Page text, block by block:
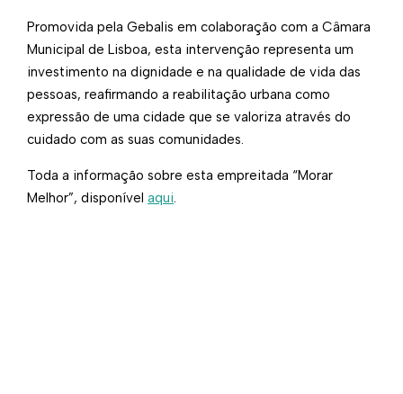
Promovida pela Gebalis em colaboração com a Câmara
Municipal de Lisboa, esta intervenção representa um
investimento na dignidade e na qualidade de vida das
pessoas, reafirmando a reabilitação urbana como
expressão de uma cidade que se valoriza através do
cuidado com as suas comunidades.
Toda a informação sobre esta empreitada “Morar
Melhor”, disponível aqui.